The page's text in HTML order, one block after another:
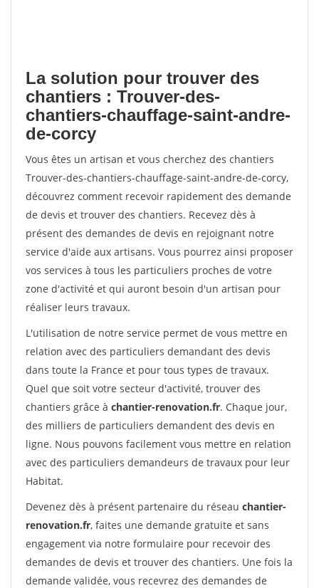
La solution pour trouver des
chantiers : Trouver-des-
chantiers-chauffage-saint-andre-
de-corcy
Vous êtes un artisan et vous cherchez des chantiers
Trouver-des-chantiers-chauffage-saint-andre-de-corcy,
découvrez comment recevoir rapidement des demande
de devis et trouver des chantiers. Recevez dès à
présent des demandes de devis en rejoignant notre
service d'aide aux artisans. Vous pourrez ainsi proposer
vos services à tous les particuliers proches de votre
zone d'activité et qui auront besoin d'un artisan pour
réaliser leurs travaux.
L'utilisation de notre service permet de vous mettre en
relation avec des particuliers demandant des devis
dans toute la France et pour tous types de travaux.
Quel que soit votre secteur d'activité, trouver des
chantiers grâce à chantier-renovation.fr. Chaque jour,
des milliers de particuliers demandent des devis en
ligne. Nous pouvons facilement vous mettre en relation
avec des particuliers demandeurs de travaux pour leur
Habitat.
Devenez dès à présent partenaire du réseau chantier-
renovation.fr, faites une demande gratuite et sans
engagement via notre formulaire pour recevoir des
demandes de devis et trouver des chantiers. Une fois la
demande validée, vous recevrez des demandes de